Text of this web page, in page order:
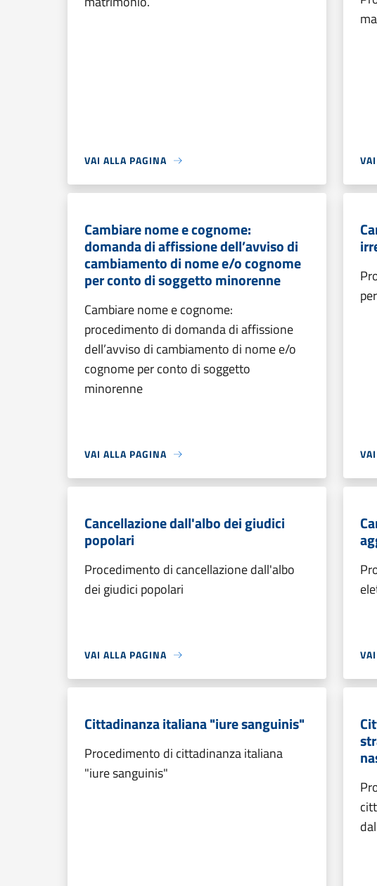
VAI ALLA PAGINA
Cambiare nome e cognome:
domanda di affissione dell’avviso di
cambiamento di nome e/o cognome
per conto di soggetto minorenne
Cambiare nome e cognome:
procedimento di domanda di affissione
dell’avviso di cambiamento di nome e/o
cognome per conto di soggetto
minorenne
VAI ALLA PAGINA
Cancellazione dall'albo dei giudici
popolari
Procedimento di cancellazione dall'albo
dei giudici popolari
VAI ALLA PAGINA
Cittadinanza italiana "iure sanguinis"
Procedimento di cittadinanza italiana
"iure sanguinis"